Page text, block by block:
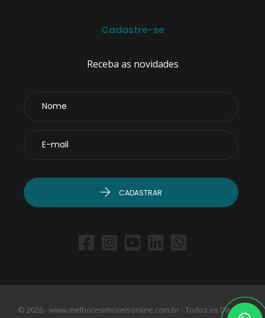
Cadastre-se
Receba as novidades
CADASTRAR
© 2026 - www.melhoresimoveisonline.com.br - Todos os Direitos